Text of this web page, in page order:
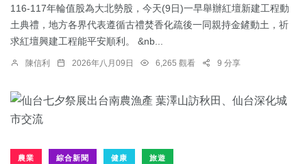
116-117年輪值股為大北勢股，今天(9日)一早舉辦紅壇新建工程動
土典禮，地方各界代表遵循古禮焚香化疏後一同親持金鏟動土，祈
求紅壇興建工程能平安順利。 &nb...
陳信利 2026年八月09日 6,265 觀看 9 分享
農業 綜合新聞 健康 旅遊